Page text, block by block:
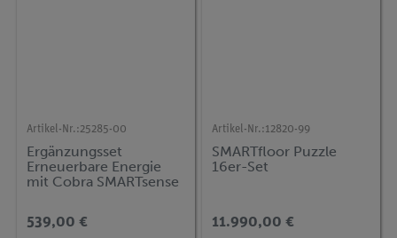
Artikel-Nr.:25285-00
Ergänzungsset
Erneuerbare Energie
mit Cobra SMARTsense
539,00 €
Artikel-Nr.:12820-99
SMARTfloor Puzzle
16er-Set
11.990,00 €